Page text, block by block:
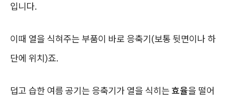
입니다.
이때 열을 식혀주는 부품이 바로 응축기(보통 뒷면이나 하
단에 위치)죠.
덥고 습한 여름 공기는 응축기가 열을 식히는 효율을 떨어